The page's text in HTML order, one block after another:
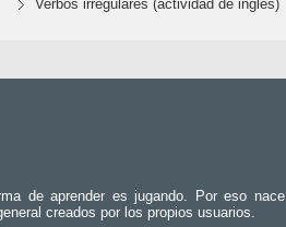
Verbos irregulares (actividad de inglés)
de aprender es jugando. Por eso nace
creados por los propios usuarios.